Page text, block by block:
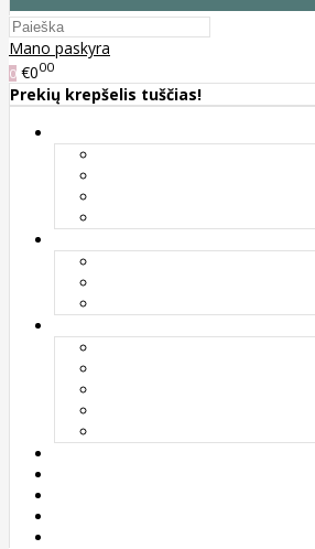
Mano paskyra
0 €000
Prekių krepšelis tuščias!